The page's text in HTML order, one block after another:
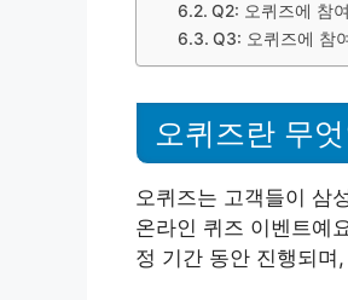
Q2: 오퀴즈에 참
Q3: 오퀴즈에 참
오퀴즈란 무
오퀴즈는 고객들이 삼
온라인 퀴즈 이벤트예
정 기간 동안 진행되며